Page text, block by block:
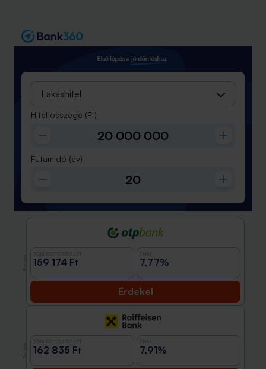
Lakáshitel
Hitel összege (Ft)
Futamidő (év)
159 174 Ft 7,77%
Érdekel
162 835 Ft 7,91%